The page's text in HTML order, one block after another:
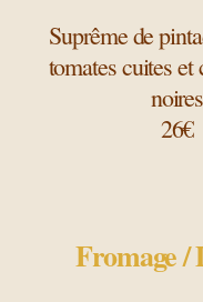
Suprême de
tomates cuites et
noires
26€
Fromage /